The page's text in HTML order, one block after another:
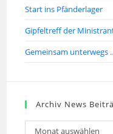
Start ins Pfänderlager
Gipfeltreff der
Gemeinsam unterwegs
Archiv News
Monat auswählen